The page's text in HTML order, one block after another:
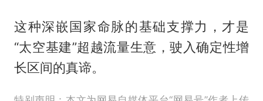
这种深嵌国家命脉的基础支撑力，才是
“太空基建”超越流量生意，驶入确定性增
长区间的真谛。